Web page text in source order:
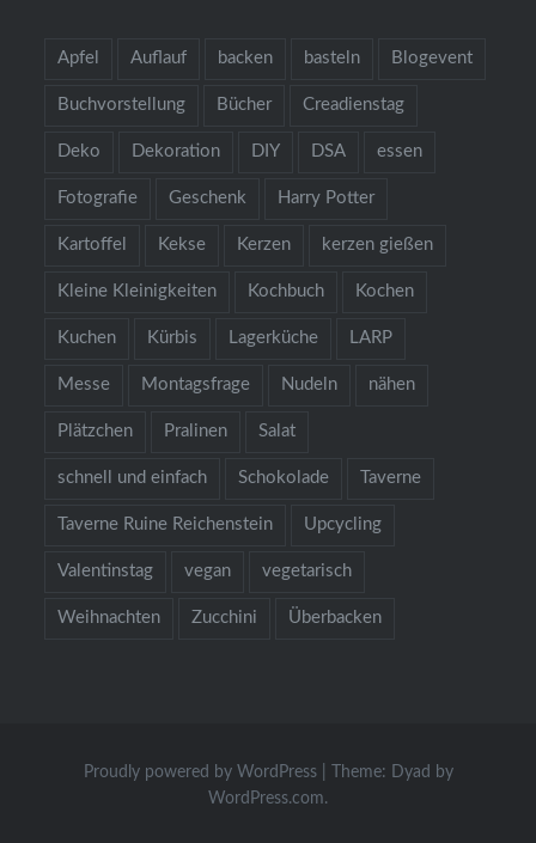
Apfel Auflauf backen basteln Blogevent
Buchvorstellung Bücher Creadienstag
Deko Dekoration DIY DSA essen
Fotografie Geschenk Harry Potter
Kartoffel Kekse Kerzen kerzen gießen
Kleine Kleinigkeiten Kochbuch Kochen
Kuchen Kürbis Lagerküche LARP
Messe Montagsfrage Nudeln nähen
Plätzchen Pralinen Salat
schnell und einfach Schokolade Taverne
Taverne Ruine Reichenstein Upcycling
Valentinstag vegan vegetarisch
Weihnachten Zucchini Überbacken
Proudly powered by WordPress
Theme: Dyad by
WordPress.com.